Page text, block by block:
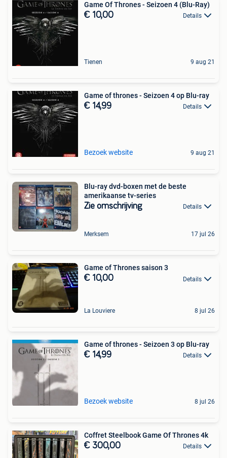
Game Of Thrones - Seizoen 4 (Blu-Ray)
€ 10,00 Details
Tienen 9 aug 21
Game of thrones - Seizoen 4 op Blu-ray
€ 14,99 Details
Bezoek website 9 aug 21
Blu-ray dvd-boxen met de beste
amerikaanse tv-series
Zie omschrijving Details
Merksem 17 jul 26
Game of Thrones saison 3
€ 10,00 Details
La Louviere 8 jul 26
Game of thrones - Seizoen 3 op Blu-ray
€ 14,99 Details
Bezoek website 8 jul 26
Coffret Steelbook Game Of Thrones 4k
€ 300,00 Details